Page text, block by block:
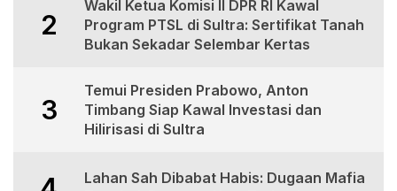
2
Wakil Ketua Komisi II DPR RI Kawal
Program PTSL di Sultra: Sertifikat Tanah
Bukan Sekadar Selembar Kertas
3
Temui Presiden Prabowo, Anton
Timbang Siap Kawal Investasi dan
Hilirisasi di Sultra
Lahan Sah Dibabat Habis: Dugaan Mafia